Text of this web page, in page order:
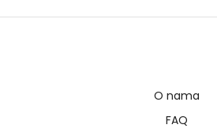
O nama
FAQ